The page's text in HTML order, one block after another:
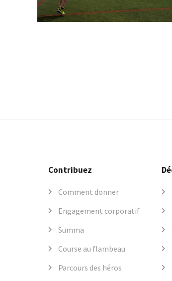
Contribuez
Comment donner
Engagement corporatif
Summa
Course au flambeau
Parcours des héros